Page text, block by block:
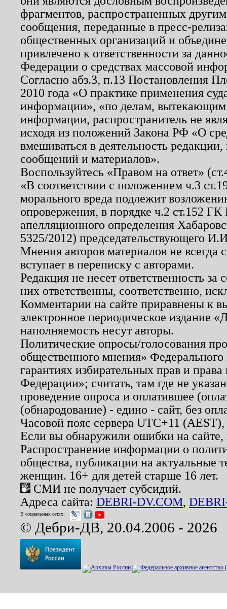
фрагментов, распространенных
сообщения, переданные в пресс-
общественных организаций и
привлечено к ответственности за
Федерации о средствах массовой
Согласно абз.3, п.13 Постановления
2010 года «О практике применения
информации», «по делам, вытекающим
информации, распространитель не
исходя из положений Закона РФ «О
вмешиваться в деятельность
сообщений и материалов».
Воспользуйтесь «Правом на ответ»
«В соответствии с положением ч.3
морального вреда подлежит
опровержения, в порядке ч.2 ст.152
апелляционного определения
5325/2012) председательствующего
Мнения авторов материалов не
вступает в переписку с авторами.
Редакция не несет ответственность
них ответственны, соответственно,
Комментарии на сайте приравнены к
электронное периодическое издание
наполняемость несут авторы.
Политические опросы/голосования
общественного мнения»
гарантиях избирательных прав и
Федерации»; считать, там где не
проведение опроса и оплатившее
(обнародование) - едино - сайт, без
Часовой пояс сервера UTC+11
Если вы обнаружили ошибки на
Распространение информации о
общества, публикации на актуальные
женщин. 16+ для детей старше 16 лет.
СМИ не получает субсидий.
Адреса сайта: DEBRI-DV.COM,
В социальных сетях:
© Дебри-ДВ, 20.04.2006 - 2026